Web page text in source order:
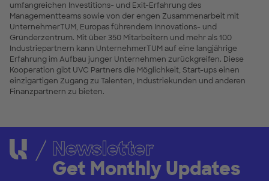
umfangreichen Investitions- und Exit-Erfahrung des
Managementteams sowie von der engen Zusammenarbeit mit
UnternehmerTUM, Europas führendem Innovations- und
Gründerzentrum. Mit über 350 Mitarbeitern und mehr als 100
Industriepartnern kann UnternehmerTUM auf eine langjährige
Erfahrung im Aufbau junger Unternehmen zurückgreifen. Diese
Kooperation gibt UVC Partners die Möglichkeit, Start-ups einen
einzigartigen Zugang zu Talenten, Industriekunden und anderen
Finanzpartnern zu bieten.
Newsletter
Get Monthly Updates